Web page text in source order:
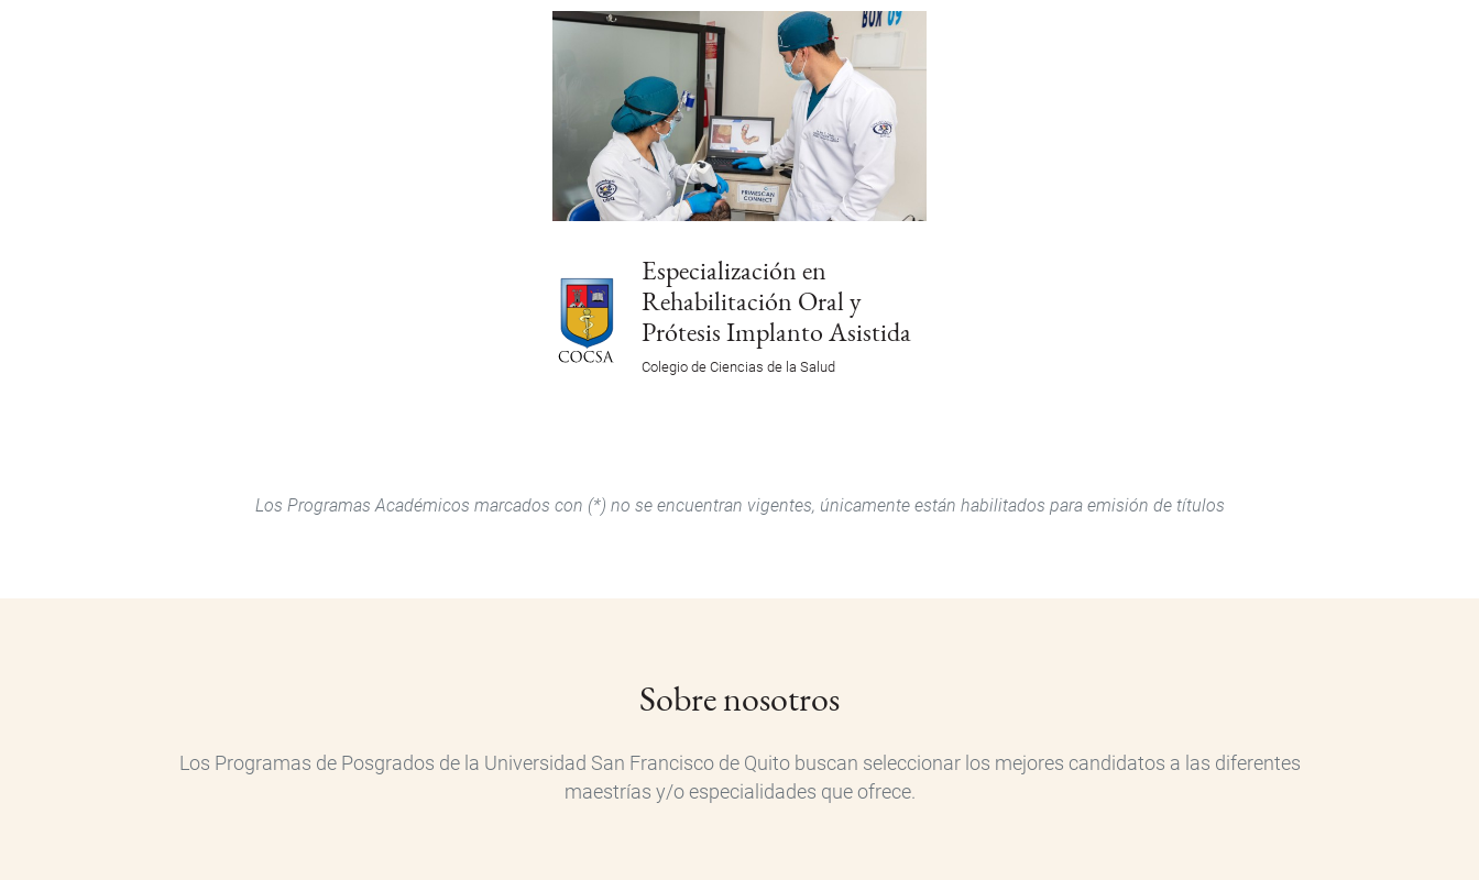
Especialización en
Rehabilitación Oral y
Prótesis Implanto Asistida
Colegio de Ciencias de la Salud
Los Programas Académicos marcados con (*) no se encuentran vigentes, únicamente están habilitados para emisión de títulos
Sobre nosotros
Los Programas de Posgrados de la Universidad San Francisco de Quito buscan seleccionar los mejores candidatos a las diferentes
maestrías y/o especialidades que ofrece.